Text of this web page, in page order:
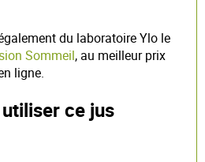
du laboratoire Ylo le
Sommeil, au meilleur prix
ligne.
ce jus